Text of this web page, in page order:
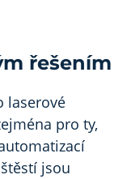
řešením
laserové
pro ty,
jsou